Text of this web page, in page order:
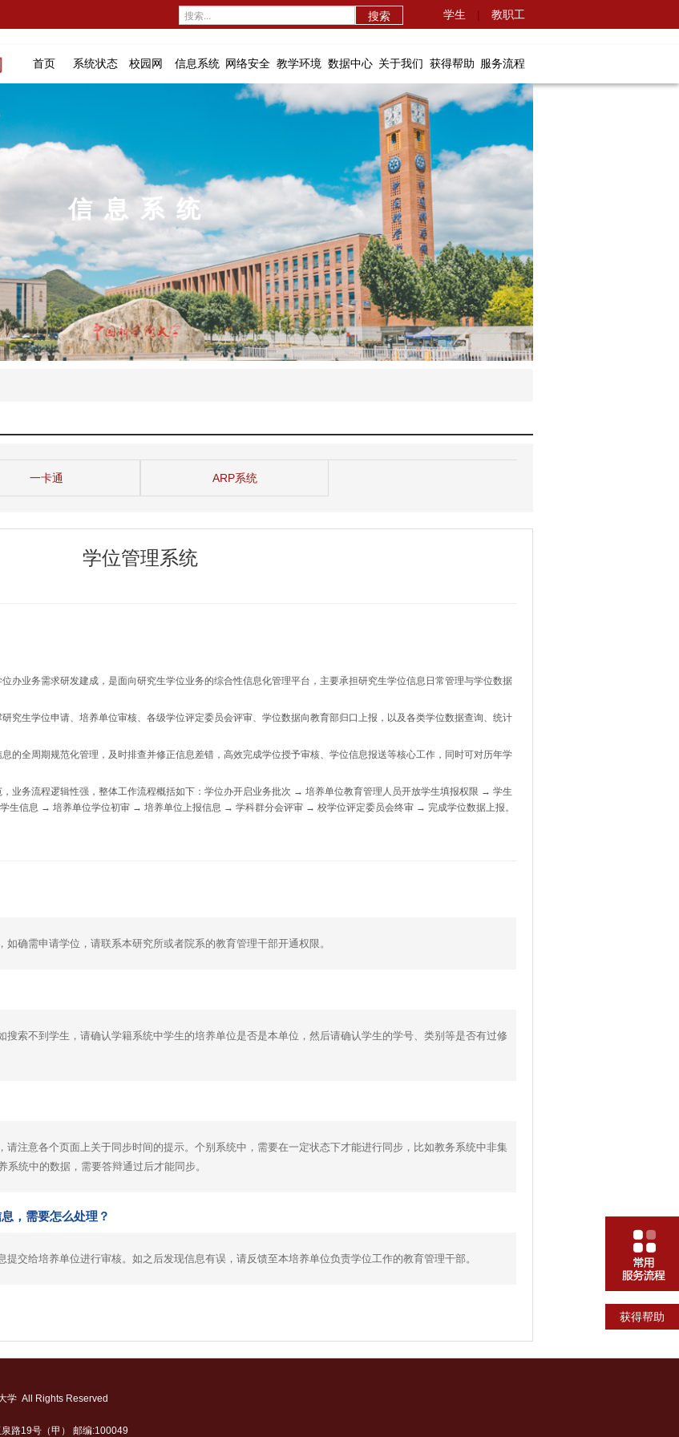
学生 | 教职工
首页 系统状态 校园网 信息系统 网络安全 教学环境 数据中心 关于我们 获得帮助 服务流程
信息系统
一卡通 ARP系统
学位管理系统
业务需求研发建成，是面向研究生学位业务的综合性信息化管理平台，主要承担研究生学位信息日常管理与学位数据
生学位申请、培养单位审核、各级学位评定委员会评审、学位数据向教育部归口上报，以及各类学位数据查询、统计
全周期规范化管理，及时排查并修正信息差错，高效完成学位授予审核、学位信息报送等核心工作，同时可对历年学
务流程逻辑性强，整体工作流程概括如下：学位办开启业务批次 → 培养单位教育管理人员开放学生填报权限 → 学生
生信息 → 培养单位学位初审 → 培养单位上报信息 → 学科群分会评审 → 校学位评定委员会终审 → 完成学位数据上报。
确需申请学位，请联系本研究所或者院系的教育管理干部开通权限。
索不到学生，请确认学籍系统中学生的培养单位是否是本单位，然后请确认学生的学号、类别等是否有过修
注意各个页面上关于同步时间的提示。个别系统中，需要在一定状态下才能进行同步，比如教务系统中非集
统中的数据，需要答辩通过后才能同步。
，需要怎么处理？
交给培养单位进行审核。如之后发现信息有误，请反馈至本培养单位负责学位工作的教育管理干部。
获得帮助
学 All Rights Reserved
路19号（甲） 邮编:100049